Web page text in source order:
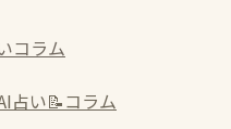
コラム
占い📝コラム